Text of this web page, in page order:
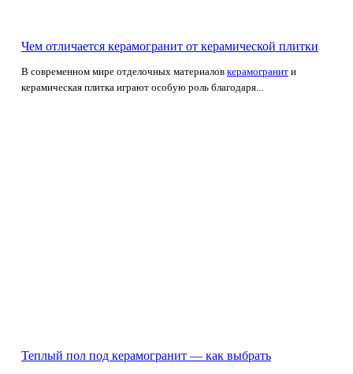
Чем отличается керамогранит от керамической плитки
В современном мире отделочных материалов керамогранит и
керамическая плитка играют особую роль благодаря...
Теплый пол под керамогранит — как выбрать